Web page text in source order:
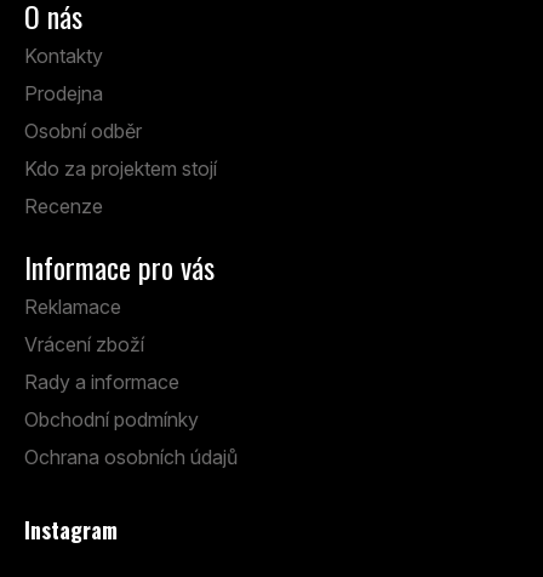
O nás
Kontakty
Prodejna
Osobní odběr
Kdo za projektem stojí
Recenze
Informace pro vás
Reklamace
Vrácení zboží
Rady a informace
Obchodní podmínky
Ochrana osobních údajů
Instagram